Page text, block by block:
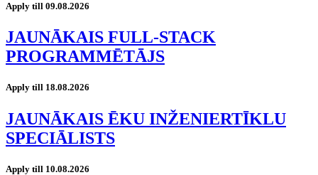
Apply till 09.08.2026
JAUNĀKAIS FULL-STACK
PROGRAMMĒTĀJS
Apply till 18.08.2026
JAUNĀKAIS ĒKU INŽENIERTĪKLU
SPECIĀLISTS
Apply till 10.08.2026